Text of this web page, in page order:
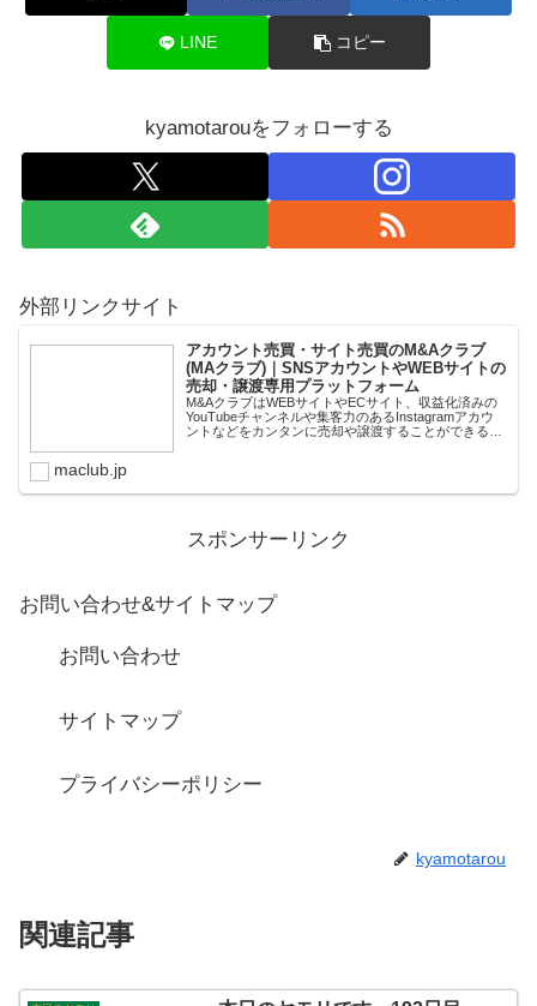
LINE コピー
kyamotarouをフォローする
外部リンクサイト
アカウント売買・サイト売買のM&Aクラブ
(MAクラブ)｜SNSアカウントやWEBサイトの
売却・譲渡専用プラットフォーム
M&AクラブはWEBサイトやECサイト、収益化済みの
YouTubeチャンネルや集客力のあるInstagramアカウ
ントなどをカンタンに売却や譲渡することができるプ
maclub.jp
スポンサーリンク
お問い合わせ&サイトマップ
お問い合わせ
サイトマップ
プライバシーポリシー
kyamotarou
関連記事